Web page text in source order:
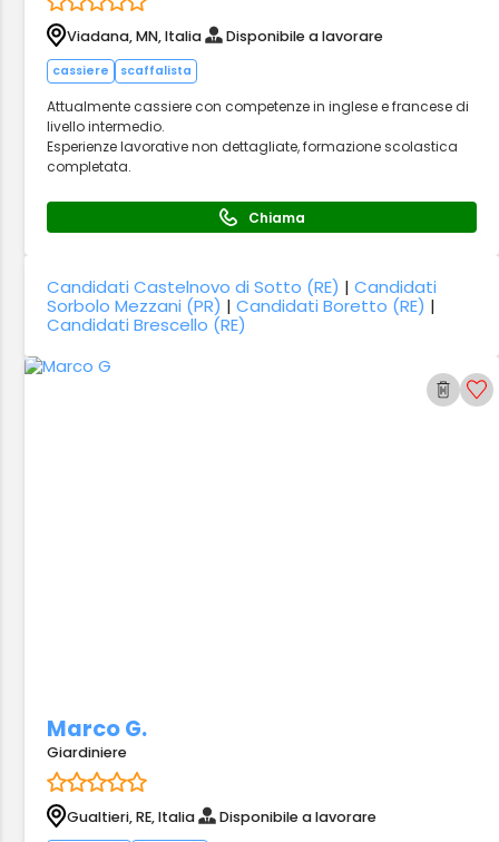
Viadana, MN, Italia Disponibile a lavorare
cassiere scaffalista
Attualmente cassiere con competenze in inglese e francese di
livello intermedio.
Esperienze lavorative non dettagliate, formazione scolastica
completata.
Chiama
Candidati Castelnovo di Sotto (RE) |Candidati
Sorbolo Mezzani (PR) |Candidati Boretto (RE) |
Candidati Brescello (RE)
Marco G.
Giardiniere
Gualtieri, RE, Italia Disponibile a lavorare